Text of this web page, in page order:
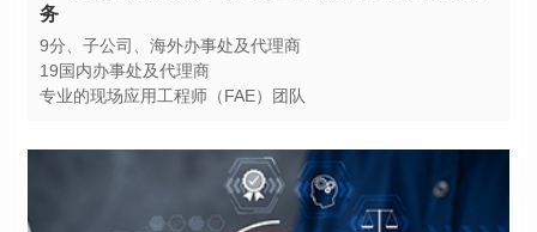
务
9分、子公司、海外办事处及代理商
19国内办事处及代理商
专业的现场应用工程师（FAE）团队